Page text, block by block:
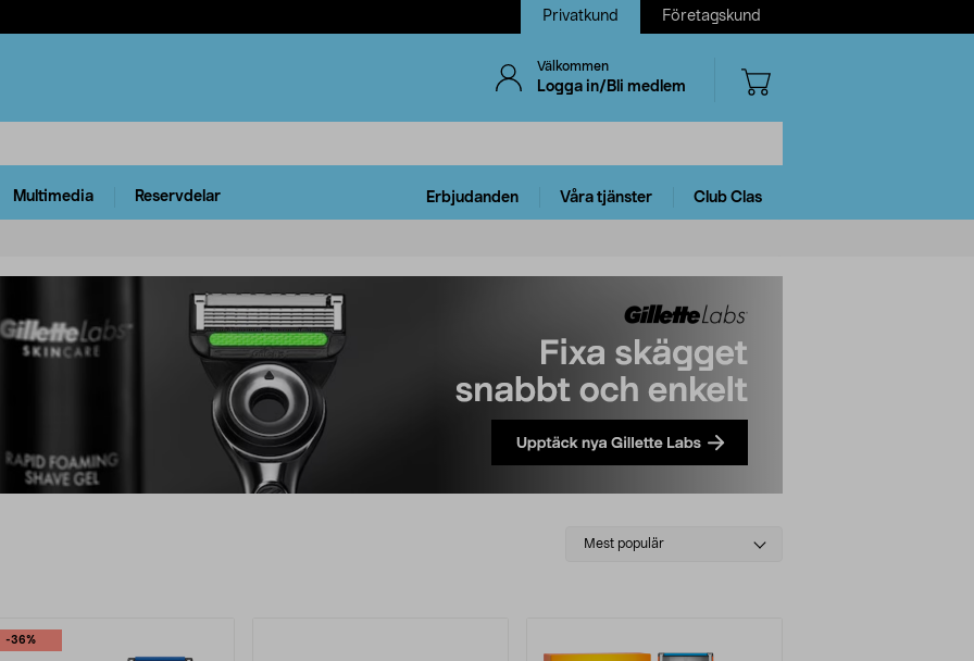
Privatkund Företagskund
Välkommen
Logga in/Bli medlem
Multimedia Reservdelar Erbjudanden Våra tjänster Club Clas
Select
Mest populär
-36%